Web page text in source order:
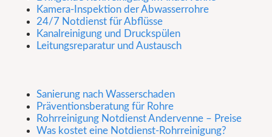
Kamera-Inspektion der Abwasserrohre
24/7 Notdienst für Abflüsse
Kanalreinigung und Druckspülen
Leitungsreparatur und Austausch
Sanierung nach Wasserschaden
Präventionsberatung für Rohre
Rohrreinigung Notdienst Andervenne – Preise
Was kostet eine Notdienst-Rohrreinigung?